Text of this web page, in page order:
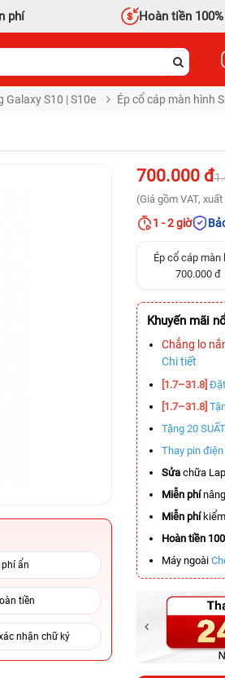
phí Hoàn tiền 100%
Galaxy S10 | S10e Ép cổ cáp màn hình
ẩn
tiền
nhận chữ ký
700.000 đ
(Giá gồm VAT,
1 - 2 giờ
Ép cổ cáp màn
700.000 đ
Khuyến mãi
Chẳng lo
Chi tiết
[1.7–31.8]
[1.7–31.8]
Tặng 20 SUẤT
Thay pin
Sửa chữa
Miễn phí
Miễn phíkiểm
Hoàn tiền
Máy ngoài